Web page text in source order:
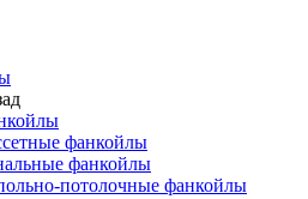
фанкойлы
фанкойлы
потолочные фанкойлы